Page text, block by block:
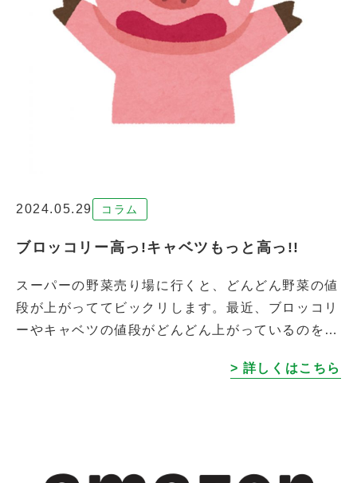
2024.05.29 コラム
ブロッコリー高っ!キャベツもっと高っ!!
スーパーの野菜売り場に行くと、どんどん野菜の値
段が上がっててビックリします。最近、ブロッコリ
ーやキャベツの値段がどんどん上がっているのを感
す。まず、大きな原因は気候変動。異常気 […]
> 詳しくはこちら